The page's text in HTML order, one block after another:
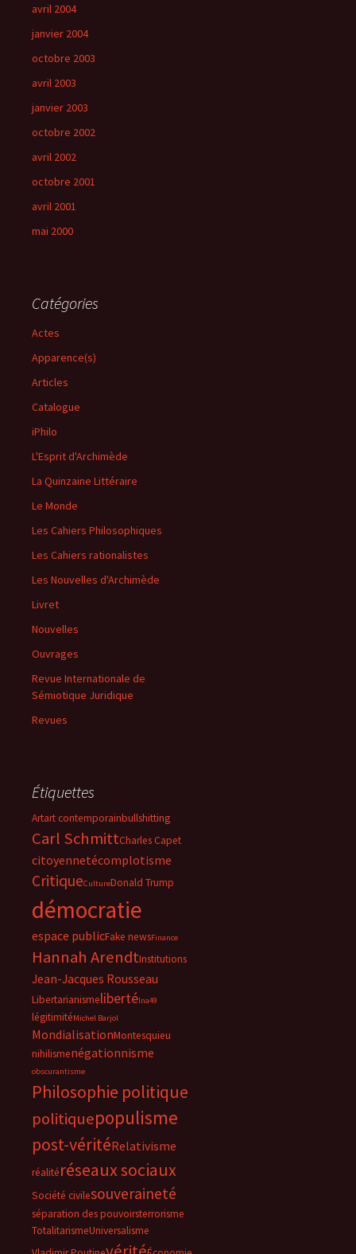
avril 2004
janvier 2004
octobre 2003
avril 2003
janvier 2003
octobre 2002
avril 2002
octobre 2001
avril 2001
mai 2000
Catégories
Actes
Apparence(s)
Articles
Catalogue
iPhilo
L'Esprit d'Archimède
La Quinzaine Littéraire
Le Monde
Les Cahiers Philosophiques
Les Cahiers rationalistes
Les Nouvelles d'Archimède
Livret
Nouvelles
Ouvrages
Revue Internationale de
Sémiotique Juridique
Revues
Étiquettes
Artart contemporainbullshitting
Carl SchmittCharles Capet
citoyennetécomplotisme
CritiqueCultureDonald Trump
démocratie
espace publicFake newsFinance
Hannah ArendtInstitutions
Jean-Jacques Rousseau
Libertarianismelibertélna49
légitimitéMichel Barjol
MondialisationMontesquieu
nihilismenégationnisme
obscurantisme
Philosophie politique
politiquepopulisme
post-véritéRelativisme
réalitéréseaux sociaux
Société civilesouveraineté
séparation des pouvoirsterrorisme
TotalitarismeUniversalisme